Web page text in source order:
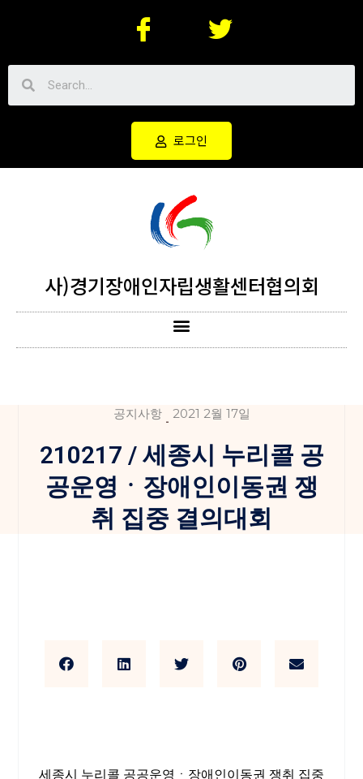
로그인
사)경기장애인자립생활센터협의회
공지사항 2021 2월 17일
210217 / 세종시 누리콜 공
공운영ㆍ장애인이동권 쟁
취 집중 결의대회
세종시 누리콜 공공운영ㆍ장애인이동권 쟁취 집중